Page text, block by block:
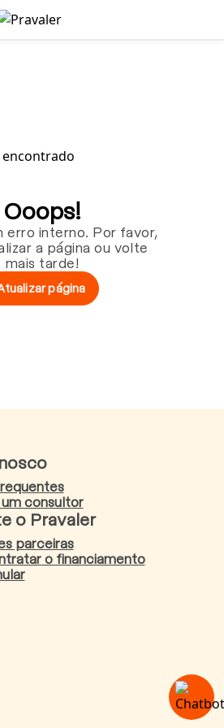
Ooops!
erro interno. Por favor,
a página ou volte
mais tarde!
página
consultor
o Pravaler
parceiras
o financiamento